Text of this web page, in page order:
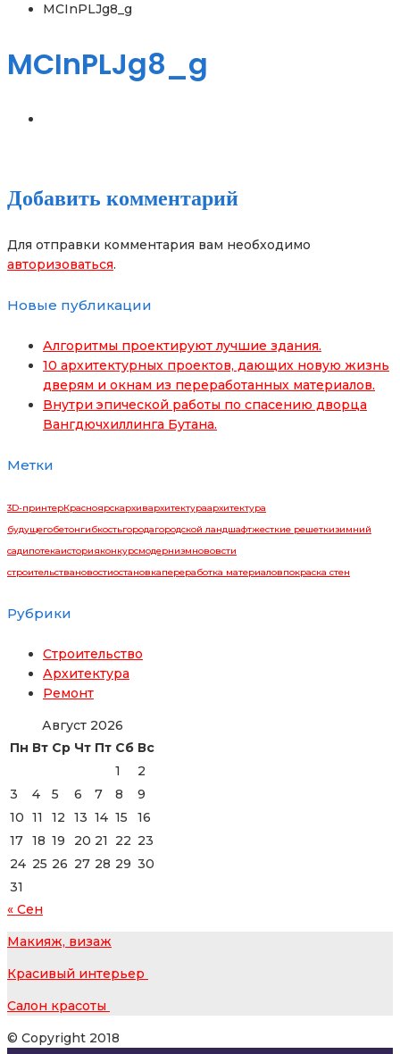
MCInPLJg8_g
MCInPLJg8_g
Добавить комментарий
Для отправки комментария вам необходимо
авторизоваться.
Новые публикации
Алгоритмы проектируют лучшие здания.
10 архитектурных проектов, дающих новую жизнь
дверям и окнам из переработанных материалов.
Внутри эпической работы по спасению дворца
Вангдючхиллинга Бутана.
Метки
3D-принтерКрасноярскархивархитектураархитектура
будущегобетонгибкостьгородагородской ландшафтжесткие решеткизимний
садипотекаисторияконкурсмодернизмнововсти
строительствановостиостановкапереработка материаловпокраска стен
Рубрики
Строительство
Архитектура
Ремонт
Август 2026
Пн Вт Ср Чт Пт Сб Вс
1
2
3
4 5 6 7 8
9
10 11 12 13 14 15
16
17 18 19 20 21 22 23
24 25 26 27 28 29 30
31
« Сен
Макияж, визаж
Красивый интерьер
Салон красоты
© Copyright 2018